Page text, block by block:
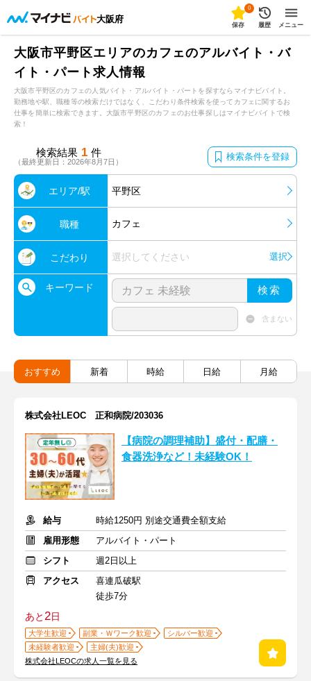
大阪府
0
保存 履歴 メニュー
大阪市平野区エリアのカフェのアルバイト・バ
イト・パート求人情報
大阪市平野区のカフェの人気バイト・アルバイト・パートを探すならマイナビバイト。
勤務地や駅、職種等の検索だけではなく、こだわり条件検索を使ってカフェに関するお
仕事を簡単に検索できます。大阪市平野区のカフェのお仕事探しはマイナビバイトで検
索！
検索結果 1 件
（最終更新日：2026年8月7日） 検索条件を登録
エリア/駅 平野区
職種 カフェ
こだわり 選択してください 選択
キーワード 検索
含まない
おすすめ 新着 時給 日給 月給
株式会社LEOC 正和病院/203036
【病院の調理補助】盛付・配膳・
食器洗浄など！未経験OK！
給与
時給1250円 別途交通費全額支給
雇用形態
アルバイト・パート
シフト
週2日以上
アクセス
喜連瓜破駅
徒歩7分
あと2日
大学生歓迎 副業・Ｗワーク歓迎
シルバー歓迎
未経験者歓迎
主婦(夫)歓迎
株式会社LEOCの求人一覧を見る